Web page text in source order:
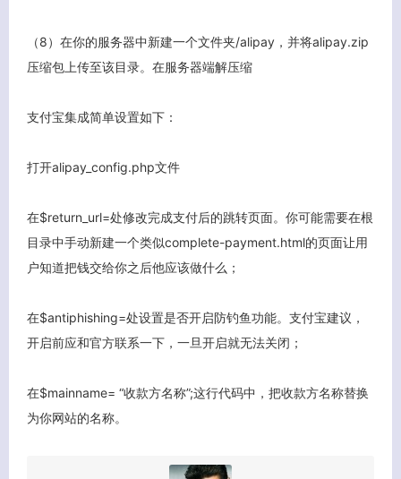
（8）在你的服务器中新建一个文件夹/alipay，并将alipay.zip
压缩包上传至该目录。在服务器端解压缩
支付宝集成简单设置如下：
打开alipay_config.php文件
在$return_url=处修改完成支付后的跳转页面。你可能需要在根
目录中手动新建一个类似complete-payment.html的页面让用
户知道把钱交给你之后他应该做什么；
在$antiphishing=处设置是否开启防钓鱼功能。支付宝建议，
开启前应和官方联系一下，一旦开启就无法关闭；
在$mainname= “收款方名称”;这行代码中，把收款方名称替换
为你网站的名称。